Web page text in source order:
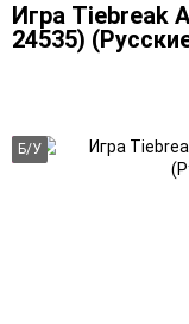
Игра Tiebreak
24535)
Б/У